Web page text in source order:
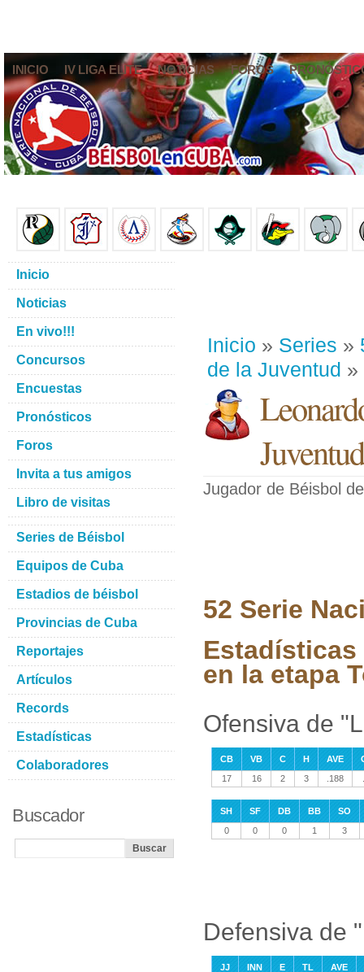
INICIO IV LIGA ELITE NOTICIAS FOROS
Inicio » Series »
de la Juventud »
Juventud
Jugador de Béisbol
52 Serie
Estadísticas
en la etapa
Ofensiva de
CB VB C H AVE
17
16 2 3 .188
SH SF DB BB
SO
0
0 0 1 3
Defensiva de
JJ INN E TL
AVE
Inicio
Noticias
En vivo!!!
Concursos
Encuestas
Pronósticos
Foros
Invita a tus amigos
Libro de visitas
Series de Béisbol
Equipos de Cuba
Estadios de béisbol
Provincias de Cuba
Reportajes
Artículos
Records
Estadísticas
Colaboradores
Buscador